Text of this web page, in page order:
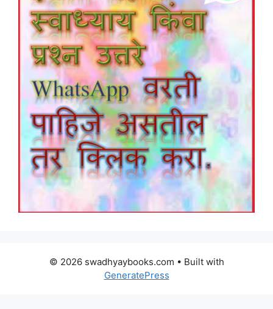
© 2026 swadhyaybooks.com • Built with
GeneratePress